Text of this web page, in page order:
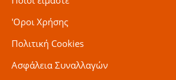
'Οροι Χρήσης
Πολιτική Cookies
Ασφάλεια Συναλλαγών